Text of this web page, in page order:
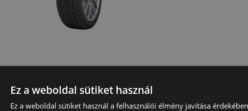
Nyári
W=270 km/h
Ez a weboldal sütiket használ
Ez a weboldal sütiket használ a felhasználói élmény javítása